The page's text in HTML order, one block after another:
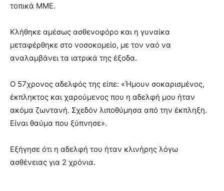
τοπικά ΜΜΕ.
Κλήθηκε αμέσως ασθενοφόρο και η γυναίκα
μεταφέρθηκε στο νοσοκομείο, με τον ναό να
αναλαμβάνει τα ιατρικά της έξοδα.
Ο 57χρονος αδελφός της είπε: «Ήμουν σοκαρισμένος,
έκπληκτος και χαρούμενος που η αδελφή μου ήταν
ακόμα ζωντανή. Σχεδόν λιποθύμησα από την έκπληξη.
Είναι θαύμα που ξύπνησε».
Εξήγησε ότι η αδελφή του ήταν κλινήρης λόγω
ασθένειας για 2 χρόνια.